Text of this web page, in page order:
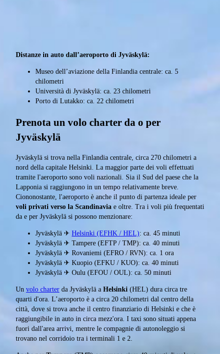
Distanze in auto dall’aeroporto di Jyväskylä:
Museo dell’aviazione della Finlandia centrale: ca. 5
chilometri
Università di Jyväskylä: ca. 23 chilometri
Porto di Lutakko: ca. 22 chilometri
Prenota un volo charter da o per
Jyväskylä
Jyväskylä si trova nella Finlandia centrale, circa 270 chilometri a
nord della capitale Helsinki. La maggior parte dei voli effettuati
tramite l'aeroporto sono voli nazionali. Sia il Sud del paese che la
Lapponia si raggiungono in un tempo relativamente breve.
Ciononostante, l'aeroporto è anche il punto di partenza ideale per
voli privati verso la Scandinavia e oltre. Tra i voli più frequentati
da e per Jyväskylä si possono menzionare:
Jyväskylä ✈ Helsinki (EFHK / HEL): ca. 45 minuti
Jyväskylä ✈ Tampere (EFTP / TMP): ca. 40 minuti
Jyväskylä ✈ Rovaniemi (EFRO / RVN): ca. 1 ora
Jyväskylä ✈ Kuopio (EFKU / KUO): ca. 40 minuti
Jyväskylä ✈ Oulu (EFOU / OUL): ca. 50 minuti
Un volo charter da Jyväskylä a Helsinki (HEL) dura circa tre
quarti d'ora. L’aeroporto è a circa 20 chilometri dal centro della
città, dove si trova anche il centro finanziario di Helsinki e che è
raggiungibile in auto in circa mezz'ora. I taxi sono situati appena
fuori dall'area arrivi, mentre le compagnie di autonoleggio si
trovano nel corridoio tra i terminali 1 e 2.